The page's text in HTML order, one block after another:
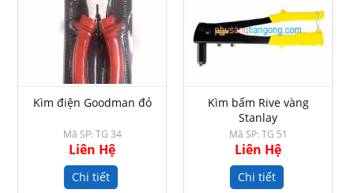
Kìm điện Goodman đỏ
Mã SP: TG 34
Liên Hệ
Chi tiết
Kìm bấm Rive vàng
Stanlay
Mã SP: TG 51
Liên Hệ
Chi tiết